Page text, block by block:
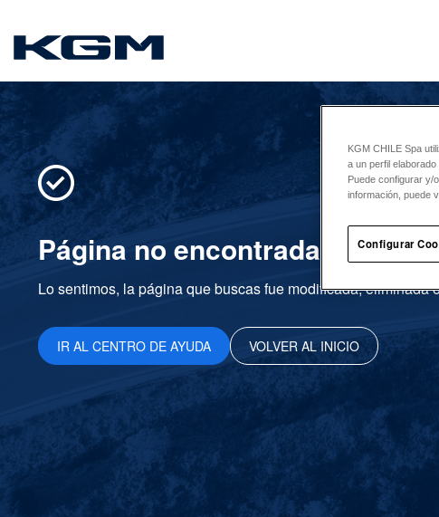
SsangYong
Página no encontrada
Lo sentimos, la página que buscas fue modificada, eliminada
IR AL CENTRO DE AYUDA VOLVER AL INICIO
KGM CHILE Spa
a un perfil
Puede configurar y/
información, puede
Configurar